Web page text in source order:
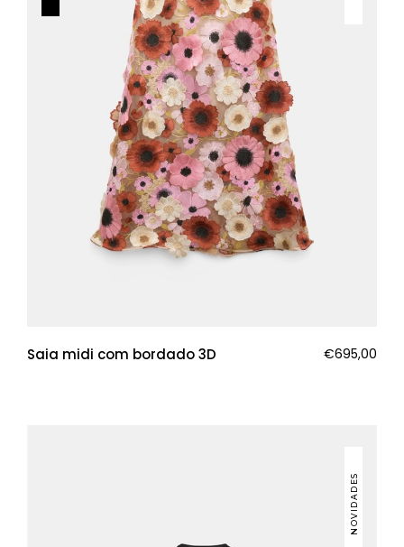
Saia midi com bordado 3D €695,00
NOVIDADES